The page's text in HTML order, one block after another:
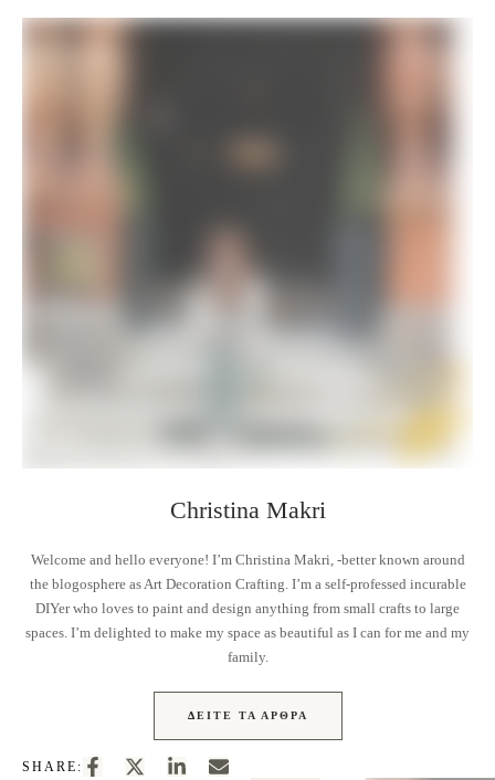
Christina Makri
Welcome and hello everyone! I’m Christina Makri, -better known around
the blogosphere as Art Decoration Crafting. I’m a self-professed incurable
DIYer who loves to paint and design anything from small crafts to large
spaces. I’m delighted to make my space as beautiful as I can for me and my
family.
ΔΕΊΤΕ ΤΑ ΆΡΘΡΑ
SHARE: